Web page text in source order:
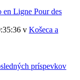
Ligne Pour des
v Košeca a